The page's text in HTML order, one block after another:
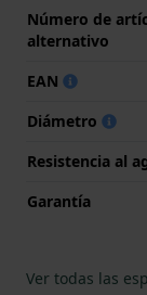
Número de
alternativo
EAN
Diámetro
Resistencia al
Garantía
Ver todas las